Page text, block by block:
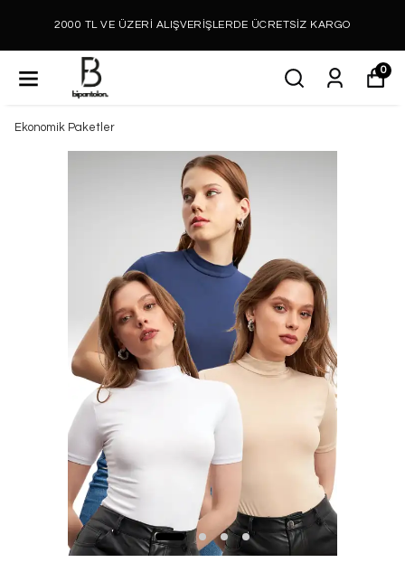
2000 TL VE ÜZERİ ALIŞVERİŞLERDE ÜCRETSİZ KARGO
0
Ekonomik Paketler